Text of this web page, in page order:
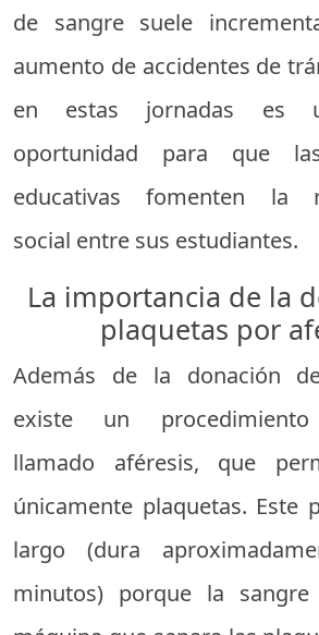
de sangre suele
aumento de accidentes de
en estas jornadas es
oportunidad para que
educativas fomenten la
social entre sus estudiantes.
La importancia de la
plaquetas por
Además de la donación
existe un procedimiento
llamado aféresis, que
únicamente plaquetas. Este
largo (dura
minutos) porque la